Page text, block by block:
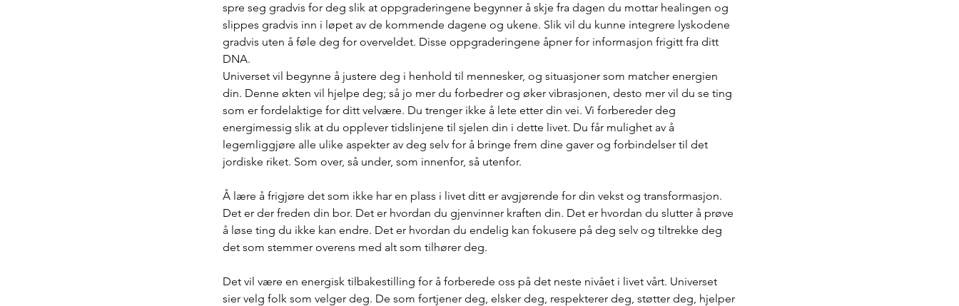
spre seg gradvis for deg slik at oppgraderingene begynner å skje fra dagen du mottar healingen og
slippes gradvis inn i løpet av de kommende dagene og ukene. Slik vil du kunne integrere lyskodene
gradvis uten å føle deg for overveldet. Disse oppgraderingene åpner for informasjon frigitt fra ditt
DNA.
Universet vil begynne å justere deg i henhold til mennesker, og situasjoner som matcher energien
din. Denne økten vil hjelpe deg; så jo mer du forbedrer og øker vibrasjonen, desto mer vil du se ting
som er fordelaktige for ditt velvære. Du trenger ikke å lete etter din vei. Vi forbereder deg
energimessig slik at du opplever tidslinjene til sjelen din i dette livet. Du får mulighet av å
legemliggjøre alle ulike aspekter av deg selv for å bringe frem dine gaver og forbindelser til det
jordiske riket. Som over, så under, som innenfor, så utenfor.
Å lære å frigjøre det som ikke har en plass i livet ditt er avgjørende for din vekst og transformasjon.
Det er der freden din bor. Det er hvordan du gjenvinner kraften din. Det er hvordan du slutter å prøve
å løse ting du ikke kan endre. Det er hvordan du endelig kan fokusere på deg selv og tiltrekke deg
det som stemmer overens med alt som tilhører deg.
Det vil være en energisk tilbakestilling for å forberede oss på det neste nivået i livet vårt. Universet
sier velg folk som velger deg. De som fortjener deg, elsker deg, respekterer deg, støtter deg, hjelper